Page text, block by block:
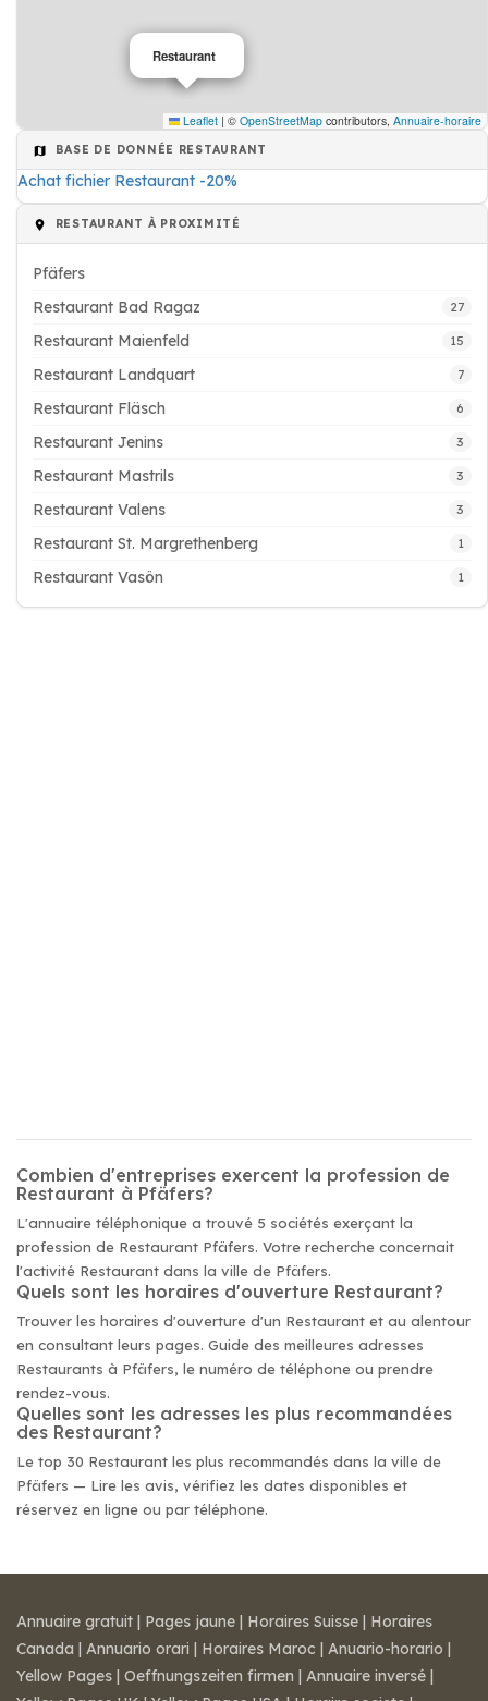
Restaurant
Leaflet | © OpenStreetMap contributors, Annuaire-horaire
BASE DE DONNÉE RESTAURANT
Achat fichier Restaurant -20%
RESTAURANT À PROXIMITÉ
Pfäfers
Restaurant Bad Ragaz
27
Restaurant Maienfeld 15
Restaurant Landquart 7
Restaurant Fläsch 6
Restaurant Jenins 3
Restaurant Mastrils 3
Restaurant Valens 3
Restaurant St. Margrethenberg 1
Restaurant Vasön 1
Combien d'entreprises exercent la profession de
Restaurant à Pfäfers?
L'annuaire téléphonique a trouvé 5 sociétés exerçant la
profession de Restaurant Pfäfers. Votre recherche concernait
l'activité Restaurant dans la ville de Pfäfers.
Quels sont les horaires d'ouverture Restaurant?
Trouver les horaires d'ouverture d'un Restaurant et au alentour
en consultant leurs pages. Guide des meilleures adresses
Restaurants à Pfäfers, le numéro de téléphone ou prendre
rendez-vous.
Quelles sont les adresses les plus recommandées
des Restaurant?
Le top 30 Restaurant les plus recommandés dans la ville de
Pfäfers — Lire les avis, vérifiez les dates disponibles et
réservez en ligne ou par téléphone.
Annuaire gratuit | Pages jaune | Horaires Suisse | Horaires
Canada | Annuario orari | Horaires Maroc | Anuario-horario |
Yellow Pages | Oeffnungszeiten firmen | Annuaire inversé |